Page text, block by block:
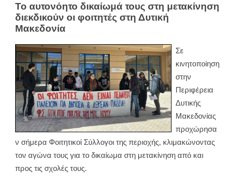
Το αυτονόητο δικαίωμά τους στη μετακίνηση
διεκδικούν οι φοιτητές στη Δυτική
Μακεδονία
Σε
κινητοποίηση
στην
Περιφέρεια
Δυτικής
Μακεδονίας
προχώρησα
ν σήμερα Φοιτητικοί Σύλλογοι της περιοχής, κλιμακώνοντας
τον αγώνα τους για το δικαίωμα στη μετακίνηση από και
προς τις σχολές τους.